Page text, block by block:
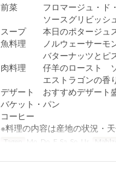
前菜 フロマージュ・ド・
ソースグリビッシュ
スープ 本日のポタージュ
魚料理 ノルウェーサーモ
バターナッツとピスト
肉料理 仔羊のロースト ソ
エストラゴンの香
デザート おすすめデザート
バケット・パン
コーヒー
※料理の内容は産地の状況・
Tagen Mo, Do, F, Sa, So, Ur